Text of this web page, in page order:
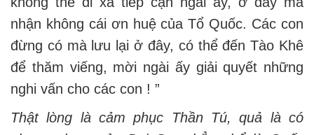
nhận không cái ơn huệ của Tổ Quốc. Các con
đừng có mà lưu lại ở đây, có thể đến Tào Khê
để thăm viếng, mời ngài ấy giải quyết những
nghi vấn cho các con ! ”
Thật lòng là cảm phục Thần Tú, quả là có